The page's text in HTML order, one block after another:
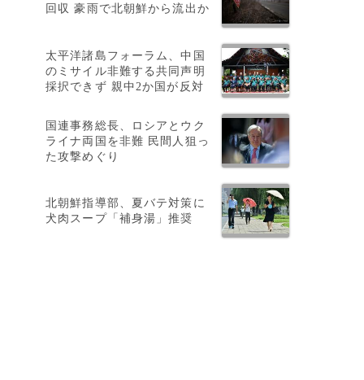
回収 豪雨で北朝鮮から流出か
太平洋諸島フォーラム、中国
のミサイル非難する共同声明
採択できず 親中2か国が反対
国連事務総長、ロシアとウク
ライナ両国を非難 民間人狙っ
た攻撃めぐり
北朝鮮指導部、夏バテ対策に
犬肉スープ「補身湯」推奨